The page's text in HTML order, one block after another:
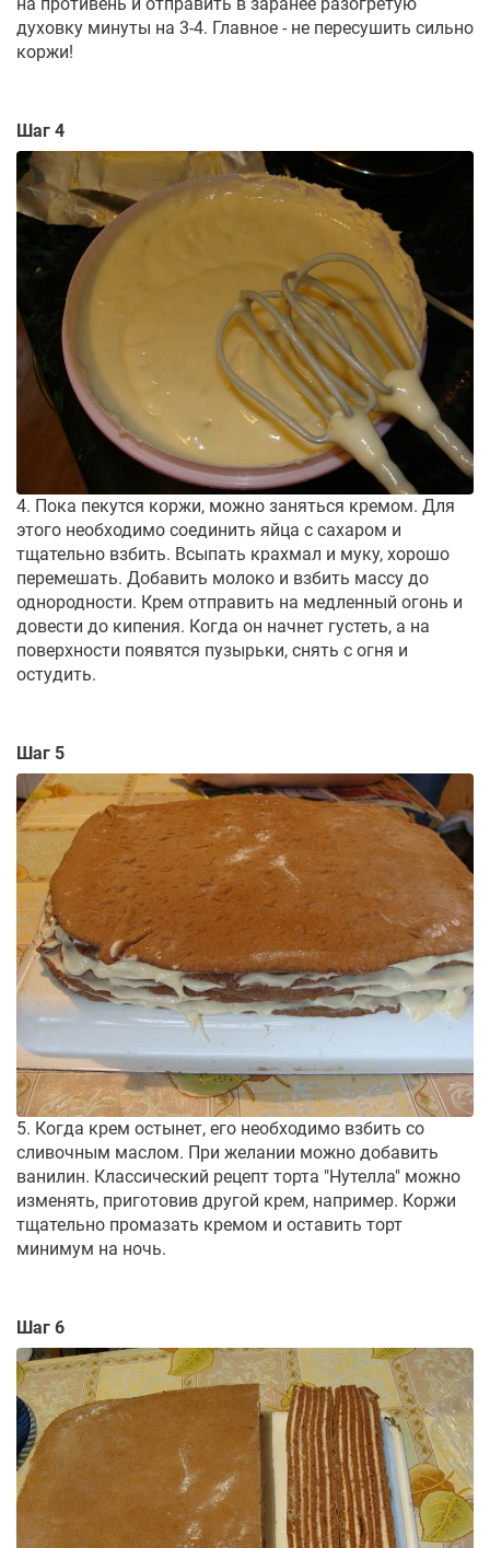
на противень и отправить в заранее разогретую
духовку минуты на 3-4. Главное - не пересушить сильно
коржи!
Шаг 4
4. Пока пекутся коржи, можно заняться кремом. Для
этого необходимо соединить яйца с сахаром и
тщательно взбить. Всыпать крахмал и муку, хорошо
перемешать. Добавить молоко и взбить массу до
однородности. Крем отправить на медленный огонь и
довести до кипения. Когда он начнет густеть, а на
поверхности появятся пузырьки, снять с огня и
остудить.
Шаг 5
5. Когда крем остынет, его необходимо взбить со
сливочным маслом. При желании можно добавить
ванилин. Классический рецепт торта "Нутелла" можно
изменять, приготовив другой крем, например. Коржи
тщательно промазать кремом и оставить торт
минимум на ночь.
Шаг 6